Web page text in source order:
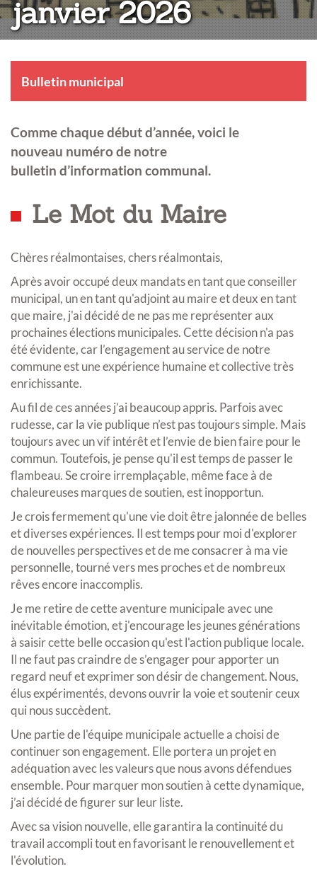
janvier 2026
Bulletin municipal
Comme chaque début d’année, voici le
nouveau numéro de notre
bulletin d’information communal.
Le Mot du Maire
Chères réalmontaises, chers réalmontais,
Après avoir occupé deux mandats en tant que conseiller
municipal, un en tant qu'adjoint au maire et deux en tant
que maire, j'ai décidé de ne pas me représenter aux
prochaines élections municipales. Cette décision n'a pas
été évidente, car l’engagement au service de notre
commune est une expérience humaine et collective très
enrichissante.
Au fil de ces années j’ai beaucoup appris. Parfois avec
rudesse, car la vie publique n’est pas toujours simple. Mais
toujours avec un vif intérêt et l’envie de bien faire pour le
commun. Toutefois, je pense qu'il est temps de passer le
flambeau. Se croire irremplaçable, même face à de
chaleureuses marques de soutien, est inopportun.
Je crois fermement qu'une vie doit être jalonnée de belles
et diverses expériences. Il est temps pour moi d'explorer
de nouvelles perspectives et de me consacrer à ma vie
personnelle, tourné vers mes proches et de nombreux
rêves encore inaccomplis.
Je me retire de cette aventure municipale avec une
inévitable émotion, et j'encourage les jeunes générations
à saisir cette belle occasion qu'est l'action publique locale.
Il ne faut pas craindre de s’engager pour apporter un
regard neuf et exprimer son désir de changement. Nous,
élus expérimentés, devons ouvrir la voie et soutenir ceux
qui nous succèdent.
Une partie de l'équipe municipale actuelle a choisi de
continuer son engagement. Elle portera un projet en
adéquation avec les valeurs que nous avons défendues
ensemble. Pour marquer mon soutien à cette dynamique,
j’ai décidé de figurer sur leur liste.
Avec sa vision nouvelle, elle garantira la continuité du
travail accompli tout en favorisant le renouvellement et
l'évolution.